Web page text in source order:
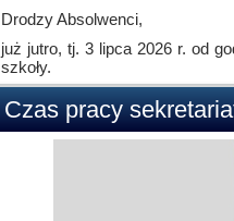
Drodzy Absolwenci,
już jutro, tj. 3 lipca 2026 r. od
szkoły.
Czas pracy